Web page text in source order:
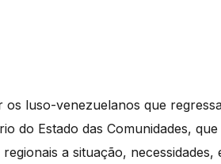
luso-venezuelanos que
do Estado das Comunidades,
a situação, necessidades,